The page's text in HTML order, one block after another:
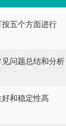
五个方面进行
问题总结和分析
和稳定性高